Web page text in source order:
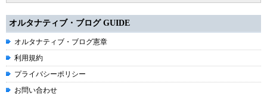
オルタナティブ・ブログ GUIDE
オルタナティブ・ブログ憲章
利用規約
プライバシーポリシー
お問い合わせ